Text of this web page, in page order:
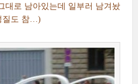
대로 남아있는데 일부러 남겨놨
질도 참…)